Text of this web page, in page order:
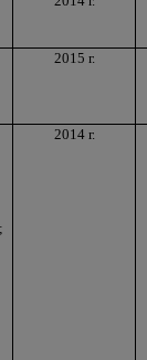
2015 г.
2014 г.